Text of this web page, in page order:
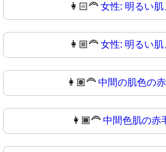
👩🏻‍🦰 女性: 明るい
👩🏼‍🦰 女性: 明るい
👩🏽‍🦰 中間の肌色の
👩🏾‍🦰 中間色肌の赤